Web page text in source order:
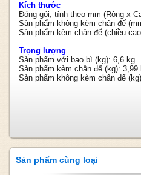
Kích thước
Đóng gói, tính theo mm (Rộng x
Sản phẩm không kèm chân đế
Sản phẩm kèm chân đế (chiều
Trọng lượng
Sản phẩm với bao bì (kg): 6,6 kg
Sản phẩm kèm chân đế (kg): 3,99
Sản phẩm không kèm chân đế
Sản phẩm cùng loại